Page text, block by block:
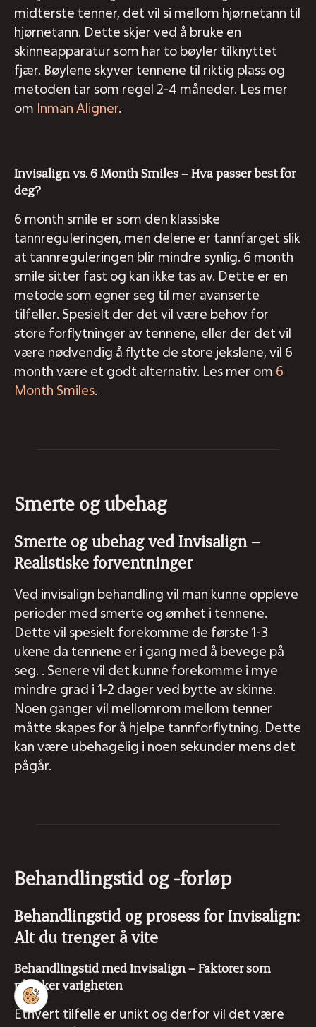
401 22 222 Bestill time
midterste tenner, det vil si mellom hjørnetann til
hjørnetann. Dette skjer ved å bruke en
skinneapparatur som har to bøyler tilknyttet
fjær. Bøylene skyver tennene til riktig plass og
metoden tar som regel 2-4 måneder. Les mer
om Inman Aligner.
Invisalign vs. 6 Month Smiles – Hva passer best for
deg?
6 month smile er som den klassiske
tannreguleringen, men delene er tannfarget slik
at tannreguleringen blir mindre synlig. 6 month
smile sitter fast og kan ikke tas av. Dette er en
metode som egner seg til mer avanserte
tilfeller. Spesielt der det vil være behov for
store forflytninger av tennene, eller der det vil
være nødvendig å flytte de store jekslene, vil 6
month være et godt alternativ. Les mer om 6
Month Smiles.
Smerte og ubehag
Smerte og ubehag ved Invisalign –
Realistiske forventninger
Ved invisalign behandling vil man kunne oppleve
perioder med smerte og ømhet i tennene.
Dette vil spesielt forekomme de første 1-3
ukene da tennene er i gang med å bevege på
seg. . Senere vil det kunne forekomme i mye
mindre grad i 1-2 dager ved bytte av skinne.
Noen ganger vil mellomrom mellom tenner
måtte skapes for å hjelpe tannforflytning. Dette
kan være ubehagelig i noen sekunder mens det
pågår.
Behandlingstid og -forløp
Behandlingstid og prosess for Invisalign:
Alt du trenger å vite
Behandlingstid med Invisalign – Faktorer som
påvirker varigheten
Ethvert tilfelle er unikt og derfor vil det være